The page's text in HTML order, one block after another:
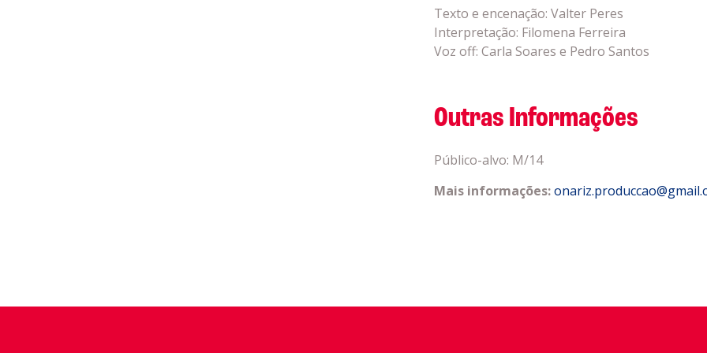
Texto e encenação: Valter Peres
Interpretação: Filomena Ferreira
Voz off: Carla Soares e Pedro Santos
Outras Informações
Público-alvo: M/14
Mais informações: